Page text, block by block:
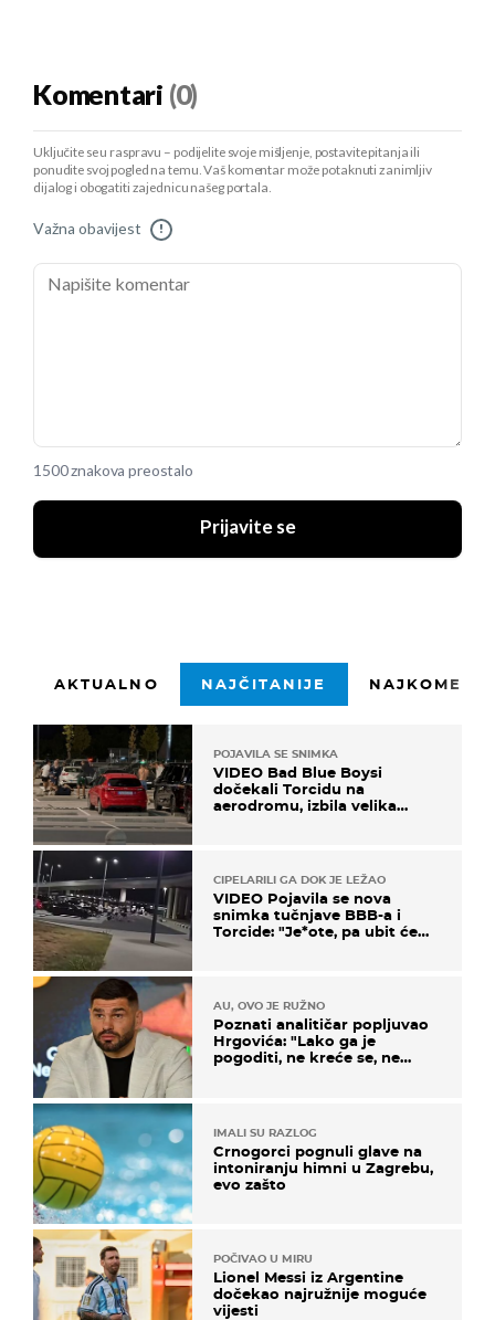
Komentari (0)
Uključite se u raspravu – podijelite svoje mišljenje, postavite pitanja ili
ponudite svoj pogled na temu. Vaš komentar može potaknuti zanimljiv
dijalog i obogatiti zajednicu našeg portala.
Važna obavijest !
1500 znakova preostalo
Prijavite se
AKTUALNO NAJČITANIJE
POJAVILA SE SNIMKA
VIDEO Bad Blue Boysi
dočekali Torcidu na
aerodromu, izbila velika
CIPELARILI GA DOK JE LEŽAO
VIDEO Pojavila se nova
snimka tučnjave BBB-a i
Torcide: "Je*ote, pa ubit će
AU, OVO JE RUŽNO
Poznati analitičar popljuvao
Hrgovića: "Lako ga je
pogoditi, ne kreće se, ne
IMALI SU RAZLOG
Crnogorci pognuli glave na
intoniranju himni u Zagrebu,
evo zašto
POČIVAO U MIRU
Lionel Messi iz Argentine
dočekao najružnije moguće
vijesti